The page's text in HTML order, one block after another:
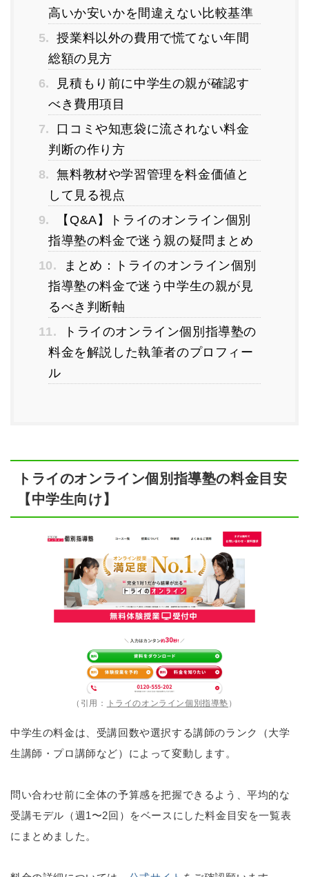
高いか安いかを間違えない比較基準
5. 授業料以外の費用で慌てない年間
総額の見方
6.
見積もり前に中学生の親が確認す
べき費用項目
7.
口コミや知恵袋に流されない料金
判断の作り方
8. 無料教材や学習管理を料金価値と
して見る視点
9.
【Q&A】トライのオンライン個別
指導塾の料金で迷う親の疑問まとめ
10.
まとめ：トライのオンライン個別
指導塾の料金で迷う中学生の親が見
るべき判断軸
11.
トライのオンライン個別指導塾の
料金を解説した執筆者のプロフィー
ル
トライのオンライン個別指導塾の料金目安
【中学生向け】
（引用： トライのオンライン個別指導塾 ）
中学生の料金は、受講回数や選択する講師のランク（大学
生講師・プロ講師など）によって変動します。
問い合わせ前に全体の予算感を把握できるよう、平均的な
受講モデル（週1〜2回）をベースにした料金目安を一覧表
にまとめました。